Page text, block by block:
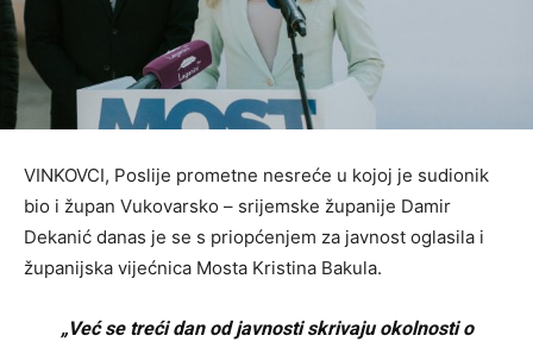
VINKOVCI, Poslije prometne nesreće u kojoj je sudionik
bio i župan Vukovarsko – srijemske županije Damir
Dekanić danas je se s priopćenjem za javnost oglasila i
županijska vijećnica Mosta Kristina Bakula.
„Već se treći dan od javnosti skrivaju okolnosti o